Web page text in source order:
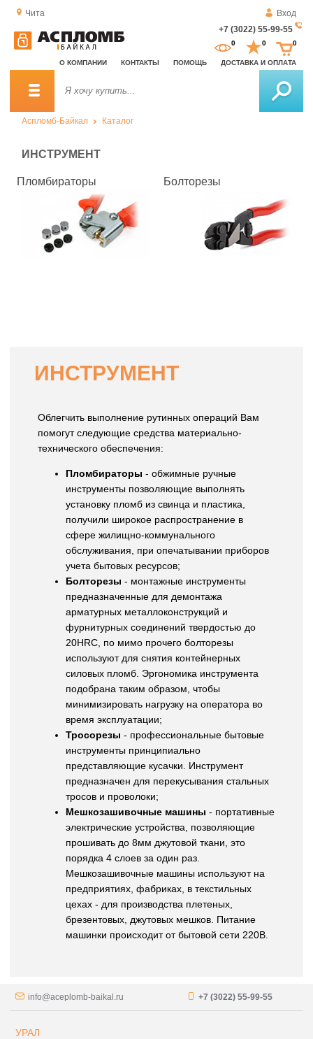
Чита
Вход
+7 (3022) 55-99-55
О КОМПАНИИ КОНТАКТЫ ПОМОЩЬ ДОСТАВКА И ОПЛАТА
0 0 0
Аспломб-Байкал Каталог
ИНСТРУМЕНТ
Пломбираторы Болторезы
ИНСТРУМЕНТ
Облегчить выполнение рутинных операций Вам
помогут следующие средства материально-
технического обеспечения:
Пломбираторы - обжимные ручные
инструменты позволяющие выполнять
установку пломб из свинца и пластика,
получили широкое распространение в
сфере жилищно-коммунального
обслуживания, при опечатывании приборов
учета бытовых ресурсов;
Болторезы - монтажные инструменты
предназначенные для демонтажа
арматурных металлоконструкций и
фурнитурных соединений твердостью до
20HRC, по мимо прочего болторезы
используют для снятия контейнерных
силовых пломб. Эргономика инструмента
подобрана таким образом, чтобы
минимизировать нагрузку на оператора во
время эксплуатации;
Тросорезы - профессиональные бытовые
инструменты принципиально
представляющие кусачки. Инструмент
предназначен для перекусывания стальных
тросов и проволоки;
Мешкозашивочные машины - портативные
электрические устройства, позволяющие
прошивать до 8мм джутовой ткани, это
порядка 4 слоев за один раз.
Мешкозашивочные машины используют на
предприятиях, фабриках, в текстильных
цехах - для производства плетеных,
брезентовых, джутовых мешков. Питание
машинки происходит от бытовой сети 220В.
info@aceplomb-baikal.ru +7 (3022) 55-99-55
УРАЛ